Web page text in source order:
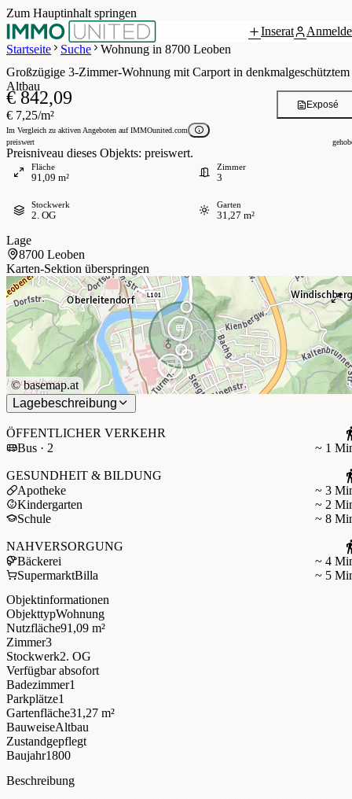
Zum Hauptinhalt springen
Inserat
Startseite
Suche Wohnung in 8700 Leoben
/ 18Grundriss
Großzügige 3-Zimmer-Wohnung mit Carport in denkmalgeschütztem
Altbau
€ 842,09
€ 7,25/m²
Im Vergleich zu aktiven Angeboten auf IMMOunited.com
preiswert
Preisniveau dieses Objekts: preiswert.
Exposé
Fläche
91,09 m²
Zimmer
3
Stockwerk
2. OG
Garten
31,27 m²
Lage
8700 Leoben
Karten-Sektion überspringen
©basemap.at
Lagebeschreibung
ÖFFENTLICHER VERKEHR
Bus · 2
~ 1
GESUNDHEIT & BILDUNG
Apotheke
~ 3
Kindergarten
~ 2
Schule
~ 8
NAHVERSORGUNG
Bäckerei
~ 4
SupermarktBilla
~ 5
Objektinformationen
ObjekttypWohnung
Nutzfläche91,09 m²
Zimmer3
Stockwerk2. OG
Verfügbar absofort
Badezimmer1
Parkplätze1
Gartenfläche31,27 m²
BauweiseAltbau
Zustandgepflegt
Baujahr1800
Beschreibung